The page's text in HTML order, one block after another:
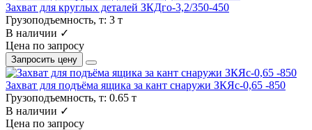
Захват для круглых деталей ЗКДго-3,2/350-450
Грузоподъемность, т: 3 т
В наличии ✓
Цена по запросу
Запросить цену
Захват для подъёма ящика за кант снаружи ЗКЯс-0,65 -850
Грузоподъемность, т: 0.65 т
В наличии ✓
Цена по запросу